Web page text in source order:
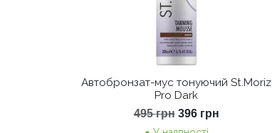
Автобронзат-мус тонуючий St.Moriz
Pro Dark
495грн Оригінальна
396 грнПоточна